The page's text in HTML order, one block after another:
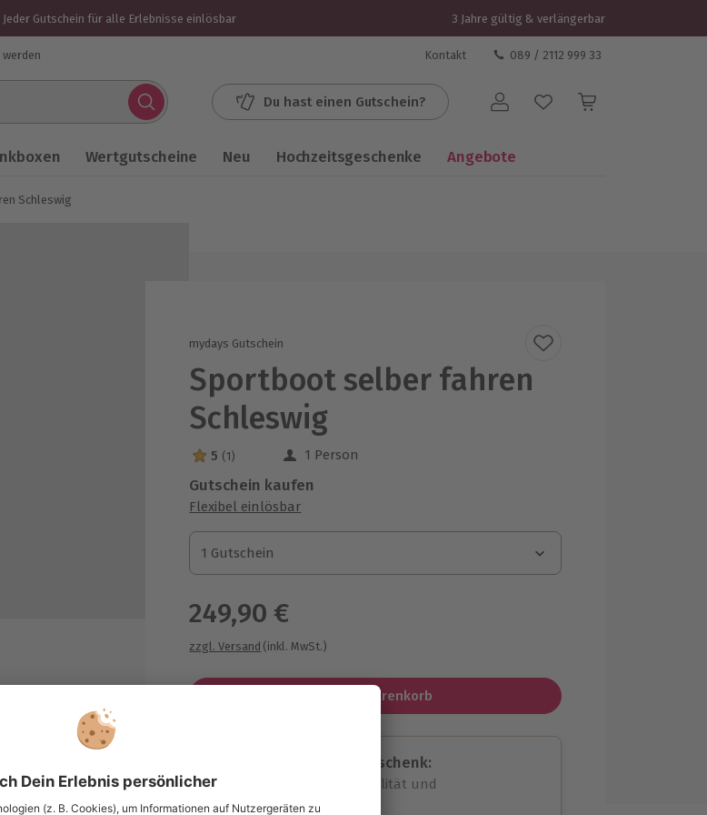
Jeder Gutschein für alle Erlebnisse einlösbar 3 Jahre gültig & verlängerbar
Kontakt 089 / 2112 999 33
Du hast einen Gutschein? Benutzerkonto
Wertgutscheine Neu Hochzeitsgeschenke Angebote
Schleswig
mydays Gutschein
Sportboot selber fahren
Schleswig
5 Sterne von 5 aus 1 Bewertungen
5 (1) 1 Person
Gutschein kaufen
Flexibel einlösbar
1 Gutschein
1 Gutschein
1 Gutschein
249,90 €
zzgl. Versand (inkl. MwSt.)
In den Warenkorb
Immer das passende Geschenk:
Große Auswahl, volle Flexibilität und
maximale Sicherheit